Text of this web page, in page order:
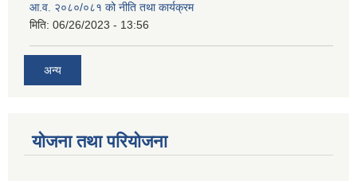
आ.व. २०८०/०८१ को नीति तथा कार्यक्रम
मिति: 06/26/2023 - 13:56
अन्य
योजना तथा परियोजना